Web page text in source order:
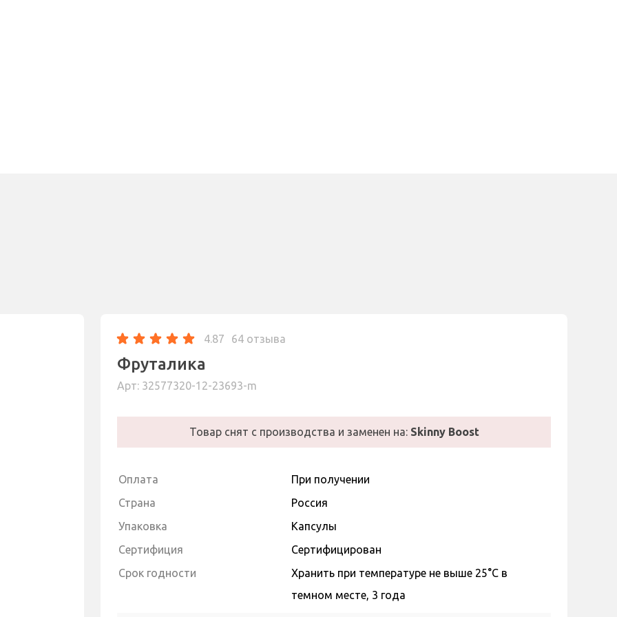
4.87 64 отзыва
Фруталика
Арт: 32577320-12-23693-m
Товар снят с производства и заменен на: Skinny Boost
Оплата
При получении
Страна
Россия
Упаковка
Капсулы
Сертифиция
Сертифицирован
Cрок годности
Хранить при температуре не выше 25°С в
темном месте, 3 года